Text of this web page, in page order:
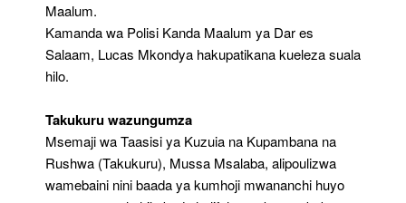
Maalum.
Kamanda wa Polisi Kanda Maalum ya Dar es
Salaam, Lucas Mkondya hakupatikana kueleza suala
hilo.
Takukuru wazungumza
Msemaji wa Taasisi ya Kuzuia na Kupambana na
Rushwa (Takukuru), Mussa Msalaba, alipoulizwa
wamebaini nini baada ya kumhoji mwananchi huyo